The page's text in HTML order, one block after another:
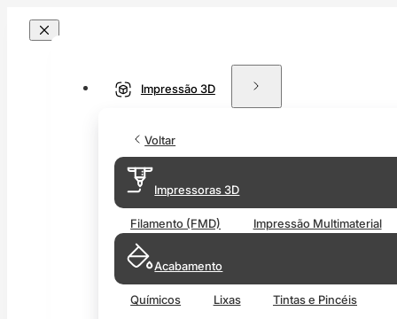
Impressão 3D
Voltar
Impressoras 3D
Filamento (FMD) Impressão Multimaterial
Acabamento
Químicos Lixas Tintas e Pincéis